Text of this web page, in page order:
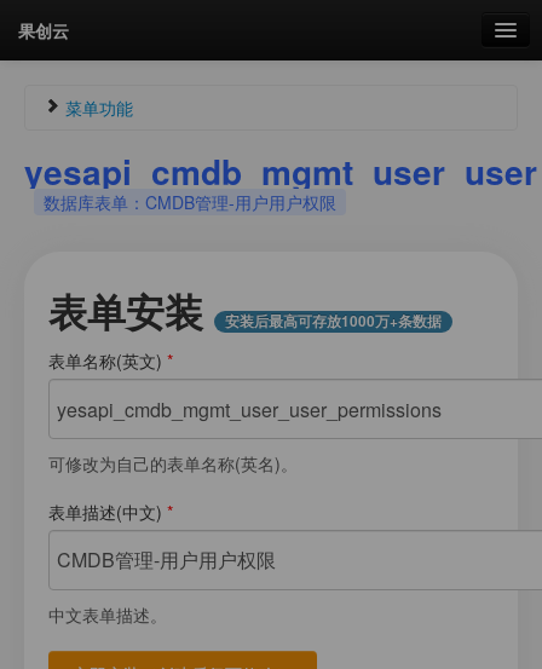
果创云
云存储
套餐 加流量
登录
菜单功能
Guest958352561 未认证
统计更新于 17:44:00
菜单
图片文件素材库
会员管理
我的数据库
应用计数器
数据库表单：CMDB管理-用户用户权限
表单安装 安装后最高可存放1000万+条数据
表单名称(英文) *
可修改为自己的表单名称(英名)。
表单描述(中文) *
中文表单描述。